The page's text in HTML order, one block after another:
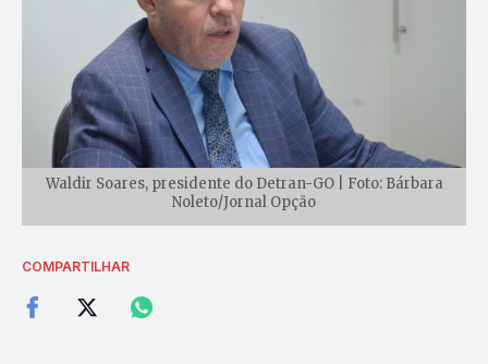
Waldir Soares, presidente do Detran-GO | Foto: Bárbara
Noleto/Jornal Opção
COMPARTILHAR